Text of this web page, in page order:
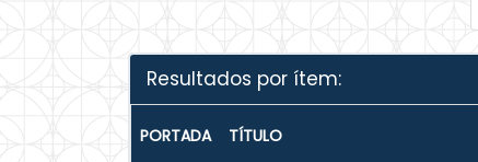
Resultados por ítem:
PORTADA TÍTULO